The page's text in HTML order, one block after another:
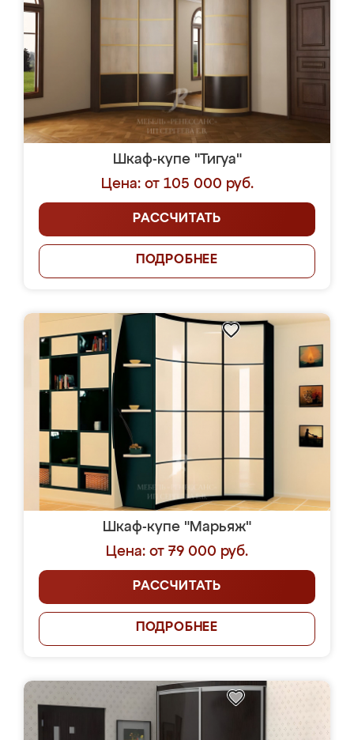
Шкаф-купе "Тигуа"
Цена: от 105 000 руб.
РАССЧИТАТЬ
ПОДРОБНЕЕ
Шкаф-купе "Марьяж"
Цена: от 79 000 руб.
РАССЧИТАТЬ
ПОДРОБНЕЕ